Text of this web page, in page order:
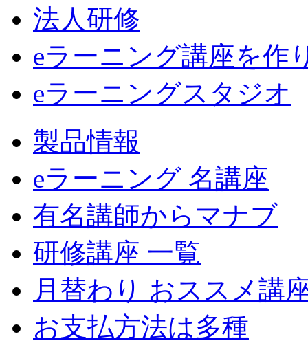
法人研修
eラーニング講座を作
eラーニングスタジオ
製品情報
eラーニング 名講座
有名講師からマナブ
研修講座 一覧
月替わり おススメ講
お支払方法は多種